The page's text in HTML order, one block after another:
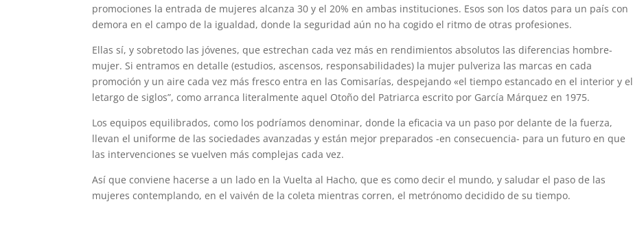
promociones la entrada de mujeres alcanza 30 y el 20% en ambas instituciones. Esos son los datos para un país con
demora en el campo de la igualdad, donde la seguridad aún no ha cogido el ritmo de otras profesiones.
Ellas sí, y sobretodo las jóvenes, que estrechan cada vez más en rendimientos absolutos las diferencias hombre-
mujer. Si entramos en detalle (estudios, ascensos, responsabilidades) la mujer pulveriza las marcas en cada
promoción y un aire cada vez más fresco entra en las Comisarías, despejando «el tiempo estancado en el interior y el
letargo de siglos”, como arranca literalmente aquel Otoño del Patriarca escrito por García Márquez en 1975.
Los equipos equilibrados, como los podríamos denominar, donde la eficacia va un paso por delante de la fuerza,
llevan el uniforme de las sociedades avanzadas y están mejor preparados -en consecuencia- para un futuro en que
las intervenciones se vuelven más complejas cada vez.
Así que conviene hacerse a un lado en la Vuelta al Hacho, que es como decir el mundo, y saludar el paso de las
mujeres contemplando, en el vaivén de la coleta mientras corren, el metrónomo decidido de su tiempo.